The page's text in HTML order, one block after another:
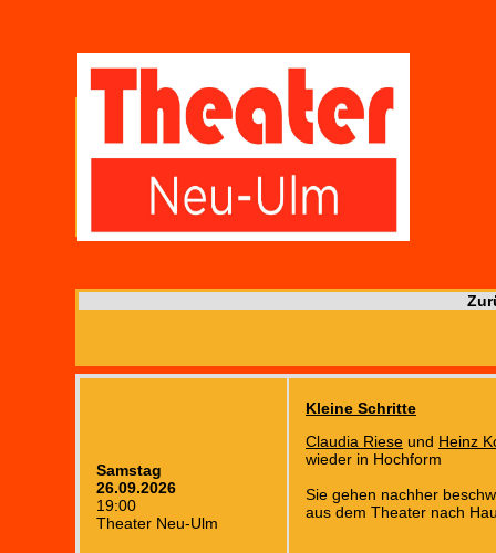
Samstag
26.09.2026
19:00
Theater Neu-Ulm
Kleine Schritte
Claudia Riese und Heinz
wieder in Hochform
Sie gehen nachher
aus dem Theater nach